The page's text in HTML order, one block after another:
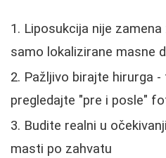
Liposukcija nije
samo lokalizirane masne
Pažljivo birajte hirurga
pregledajte "pre i posle"
Budite realni u
masti po zahvatu